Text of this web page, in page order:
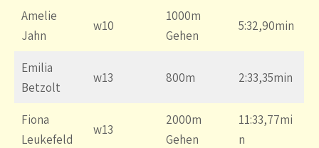
Amelie
Jahn
w10
1000m
Gehen
5:32,90min
Emilia
Betzolt
w13 800m 2:33,35min
Fiona
Leukefeld
w13
2000m
Gehen
11:33,77mi
n